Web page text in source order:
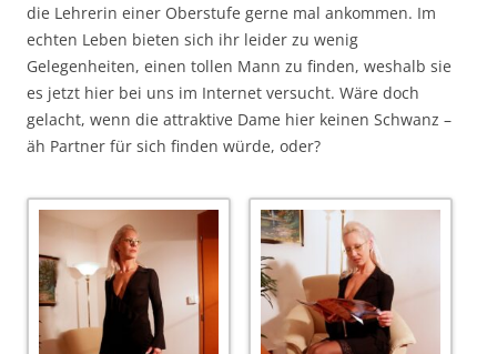
die Lehrerin einer Oberstufe gerne mal ankommen. Im
echten Leben bieten sich ihr leider zu wenig
Gelegenheiten, einen tollen Mann zu finden, weshalb sie
es jetzt hier bei uns im Internet versucht. Wäre doch
gelacht, wenn die attraktive Dame hier keinen Schwanz –
äh Partner für sich finden würde, oder?